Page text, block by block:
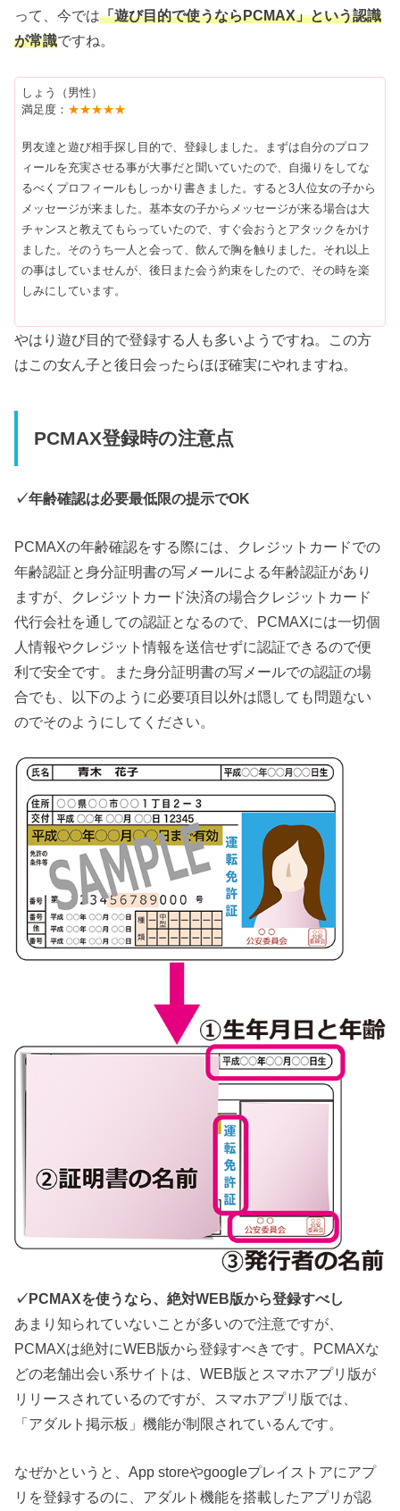
って、今では「遊び目的で使うならPCMAX」という認識
が常識ですね。
しょう（男性）
満足度： ★★★★★
男友達と遊び相手探し目的で、登録しました。まずは自分のプロフ
ィールを充実させる事が大事だと聞いていたので、自撮りをしてな
るべくプロフィールもしっかり書きました。すると3人位女の子から
メッセージが来ました。基本女の子からメッセージが来る場合は大
チャンスと教えてもらっていたので、すぐ会おうとアタックをかけ
ました。そのうち一人と会って、飲んで胸を触りました。それ以上
の事はしていませんが、後日また会う約束をしたので、その時を楽
しみにしています。
やはり遊び目的で登録する人も多いようですね。この方
はこの女ん子と後日会ったらほぼ確実にやれますね。
PCMAX登録時の注意点
✓年齢確認は必要最低限の提示でOK
PCMAXの年齢確認をする際には、クレジットカードでの
年齢認証と身分証明書の写メールによる年齢認証があり
ますが、クレジットカード決済の場合クレジットカード
代行会社を通しての認証となるので、PCMAXには一切個
人情報やクレジット情報を送信せずに認証できるので便
利で安全です。また身分証明書の写メールでの認証の場
合でも、以下のように必要項目以外は隠しても問題ない
のでそのようにしてください。
✓PCMAXを使うなら、絶対WEB版から登録すべし
あまり知られていないことが多いので注意ですが、
PCMAXは絶対にWEB版から登録すべきです。PCMAXな
どの老舗出会い系サイトは、WEB版とスマホアプリ版が
リリースされているのですが、スマホアプリ版では、
「アダルト掲示板」機能が制限されているんです。
なぜかというと、App storeやgoogleプレイストアにアプ
リを登録するのに、アダルト機能を搭載したアプリが認